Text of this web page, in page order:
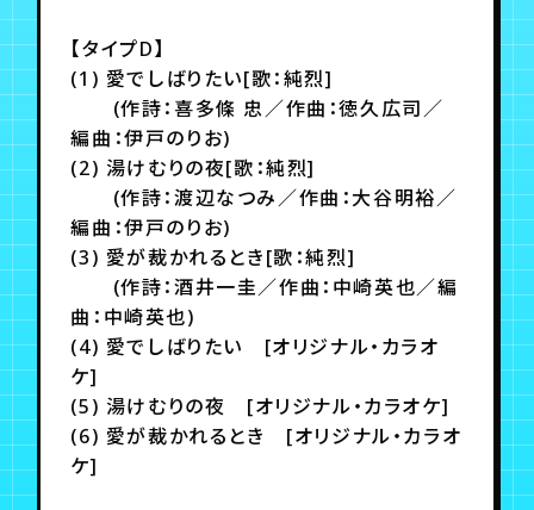
【タイプD】
(1) 愛でしばりたい[歌：純烈]
(作詩：喜多條 忠／作曲：徳久広司／
編曲：伊戸のりお)
(2) 湯けむりの夜[歌：純烈]
(作詩：渡辺なつみ／作曲：大谷明裕／
編曲：伊戸のりお)
(3) 愛が裁かれるとき[歌：純烈]
(作詩：酒井一圭／作曲：中崎英也／編
曲：中崎英也)
(4) 愛でしばりたい [オリジナル・カラオ
ケ]
(5) 湯けむりの夜 [オリジナル・カラオケ]
(6) 愛が裁かれるとき [オリジナル・カラオ
ケ]